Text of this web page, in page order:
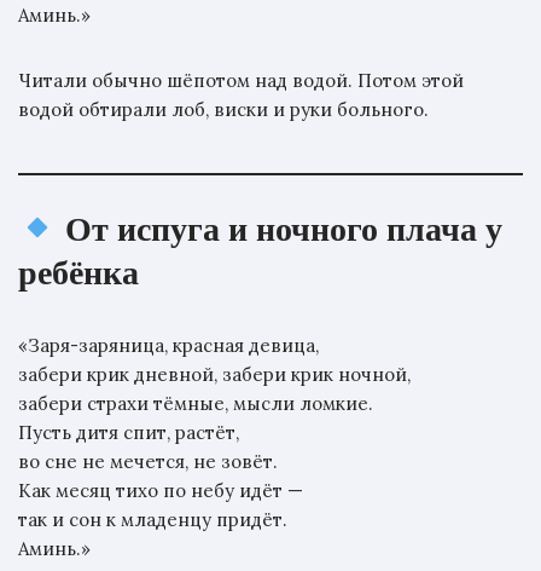
Аминь.»
Читали обычно шёпотом над водой. Потом этой
водой обтирали лоб, виски и руки больного.
От испуга и ночного плача у
ребёнка
«Заря-заряница, красная девица,
забери крик дневной, забери крик ночной,
забери страхи тёмные, мысли ломкие.
Пусть дитя спит, растёт,
во сне не мечется, не зовёт.
Как месяц тихо по небу идёт —
так и сон к младенцу придёт.
Аминь.»